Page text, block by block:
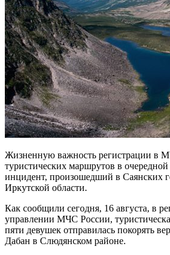
Жизненную важность регистрации в
туристических маршрутов в очередной
инцидент, произошедший в Саянских
Иркутской области.
Как сообщили сегодня, 16 августа, в
управлении МЧС России,
пяти девушек отправилась покорять
Дабан в Слюдянском районе.